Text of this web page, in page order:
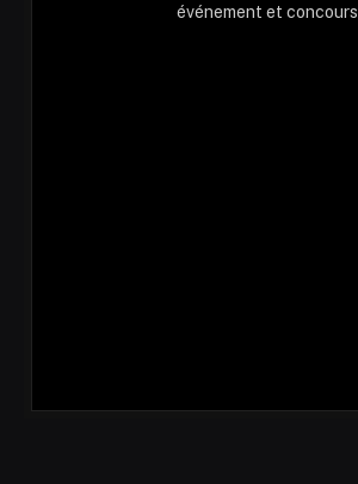
événement et concours